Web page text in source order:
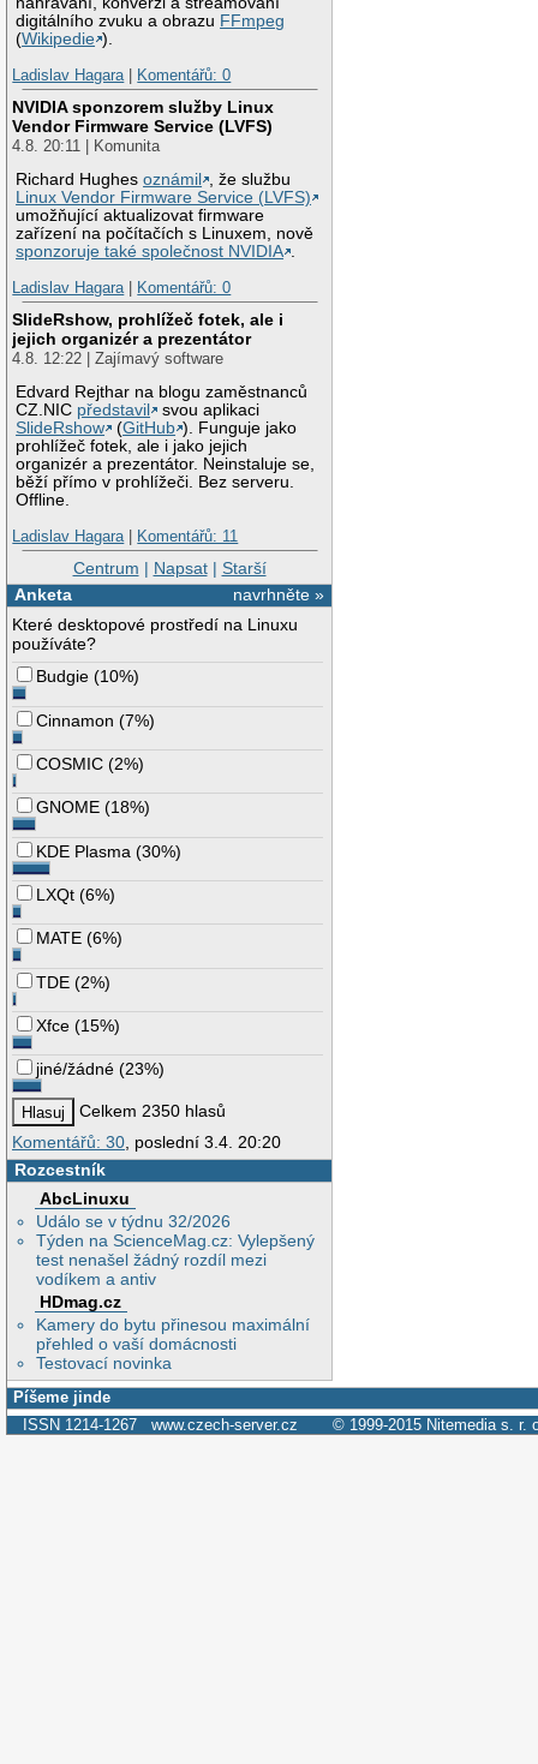
digitálního zvuku a obrazu FFmpeg
(Wikipedie ).
Ladislav Hagara| Komentářů: 0
NVIDIA sponzorem služby Linux
Vendor Firmware Service (LVFS)
4.8. 20:11 | Komunita
Richard Hughesoznámil
, že službu
Linux Vendor Firmware Service (LVFS)
umožňující aktualizovat firmware
zařízení na počítačích s Linuxem, nově
sponzoruje také společnost NVIDIA .
Ladislav Hagara| Komentářů: 0
SlideRshow, prohlížeč fotek, ale i
jejich organizér a prezentátor
4.8. 12:22 | Zajímavý software
Edvard Rejthar na blogu zaměstnanců
CZ.NIC představil
svou aplikaci
SlideRshow
(GitHub ). Funguje jako
prohlížeč fotek, ale i jako jejich
organizér a prezentátor. Neinstaluje se,
běží přímo v prohlížeči. Bez serveru.
Offline.
Ladislav Hagara| Komentářů: 11
Centrum | Napsat| Starší
navrhněte »
Anketa
Které desktopové prostředí na Linuxu
používáte?
Budgie (10%)
Cinnamon (7%)
COSMIC (2%)
GNOME (18%)
KDE Plasma (30%)
LXQt (6%)
MATE (6%)
TDE (2%)
Xfce (15%)
jiné/žádné (23%)
Celkem 2350 hlasů
Komentářů: 30 , poslední 3.4. 20:20
Rozcestník
AbcLinuxu
Událo se v týdnu 32/2026
Týden na ScienceMag.cz: Vylepšený
test nenašel žádný rozdíl mezi
vodíkem a antiv
HDmag.cz
Kamery do bytu přinesou maximální
přehled o vaší domácnosti
Testovací novinka
Píšeme jinde
ISSN 1214-1267 www.czech-server.cz © 1999-2015 Nitemedia s. r.